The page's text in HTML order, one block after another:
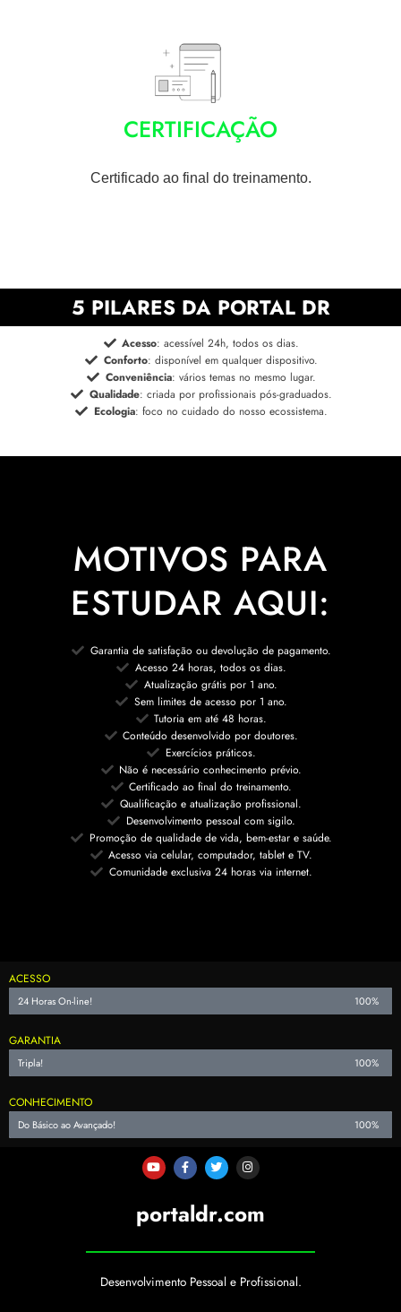
CERTIFICAÇÃO
Certificado ao final do treinamento.
5 PILARES DA PORTAL DR
Acesso: acessível 24h, todos os dias.
Conforto: disponível em qualquer dispositivo.
Conveniência: vários temas no mesmo lugar.
Qualidade: criada por profissionais pós-graduados.
Ecologia: foco no cuidado do nosso ecossistema.
MOTIVOS PARA
ESTUDAR AQUI:
Garantia de satisfação ou devolução de pagamento.
Acesso 24 horas, todos os dias.
Atualização grátis por 1 ano.
Sem limites de acesso por 1 ano.
Tutoria em até 48 horas.
Conteúdo desenvolvido por doutores.
Exercícios práticos.
Não é necessário conhecimento prévio.
Certificado ao final do treinamento.
Qualificação e atualização profissional.
Desenvolvimento pessoal com sigilo.
Promoção de qualidade de vida, bem-estar e saúde.
Acesso via celular, computador, tablet e TV.
Comunidade exclusiva 24 horas via internet.
ACESSO
24 Horas On-line! 100%
GARANTIA
Tripla! 100%
CONHECIMENTO
Do Básico ao Avançado! 100%
portaldr.com
Desenvolvimento Pessoal e Profissional.